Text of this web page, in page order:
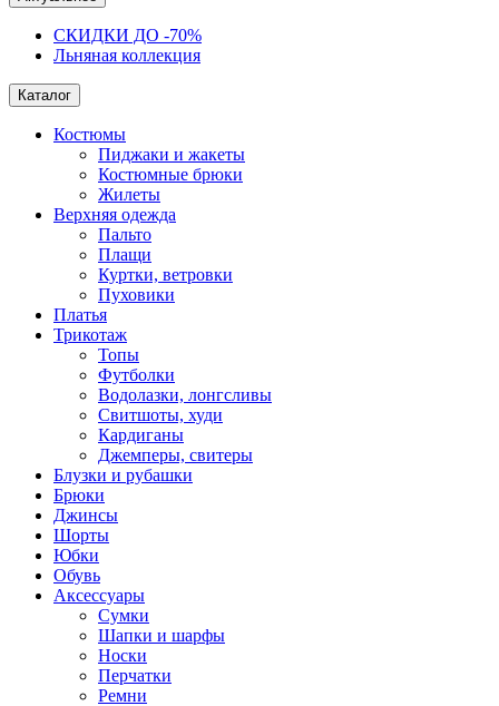
СКИДКИ ДО -70%
Льняная коллекция
Каталог
Костюмы
Пиджаки и жакеты
Костюмные брюки
Жилеты
Верхняя одежда
Пальто
Плащи
Куртки, ветровки
Пуховики
Платья
Трикотаж
Топы
Футболки
Водолазки, лонгсливы
Свитшоты, худи
Кардиганы
Джемперы, свитеры
Блузки и рубашки
Брюки
Джинсы
Шорты
Юбки
Обувь
Аксессуары
Сумки
Шапки и шарфы
Носки
Перчатки
Ремни